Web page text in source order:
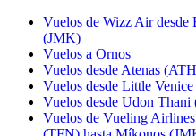
Vuelos de Wizz Air desde
(JMK)
Vuelos a Ornos
Vuelos desde Atenas
Vuelos desde Little Venice
Vuelos desde Udon
Vuelos de Vueling